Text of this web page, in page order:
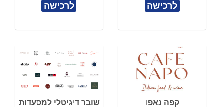
לרכישה לרכישה
קפה נאפו שובר דיגיטלי למסעדות